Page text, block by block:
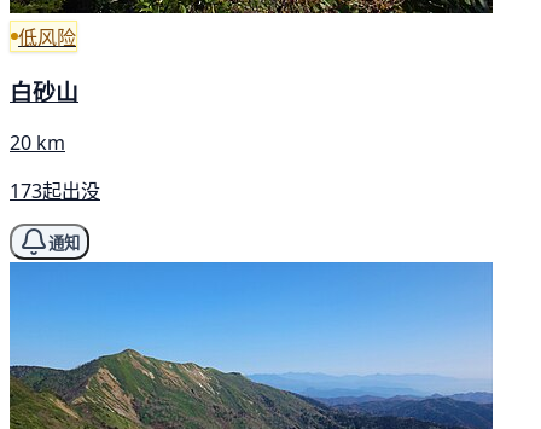
低风险
白砂山
20 km
173起出没
通知